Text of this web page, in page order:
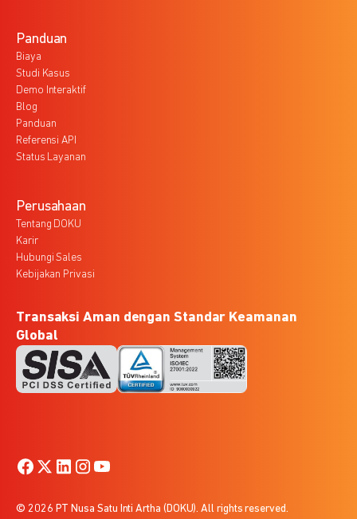
Panduan
Biaya
Studi Kasus
Demo Interaktif
Blog
Panduan
Referensi API
Status Layanan
Perusahaan
Tentang DOKU
Karir
Hubungi Sales
Kebijakan Privasi
Transaksi Aman dengan Standar Keamanan
Global
© 2026 PT Nusa Satu Inti Artha (DOKU). All rights reserved.